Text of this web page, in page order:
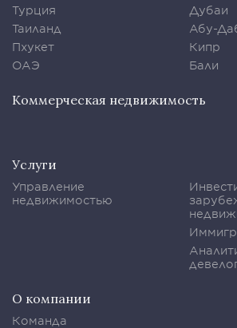
Турция
Таиланд
Пхукет
ОАЭ
Дубаи
Абу-
Кипр
Бали
Коммерческая недвижимость
Услуги
Управление
недвижимостью
О компании
Команда